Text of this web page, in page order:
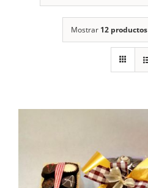
Mostrar 12 productos